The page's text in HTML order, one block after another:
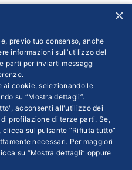
provincia di Bari, ha
nel settore
per gli imballaggi
del centro e
da Giacinto
uno stabilimento in
una base per
delle esportazioni
×
previo tuo consenso, anche
informazioni sull’utilizzo del
parti per inviarti messaggi
ai cookie, selezionando le
su “Mostra dettagli”.
acconsenti all'utilizzo dei
profilazione di terze parti. Se,
sul pulsante “Rifiuta tutto”
necessari. Per maggiori
su “Mostra dettagli” oppure